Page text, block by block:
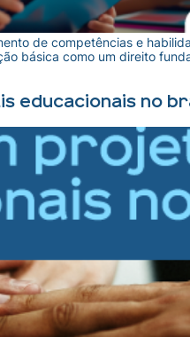
de competências e
básica como um direito
educacionais no